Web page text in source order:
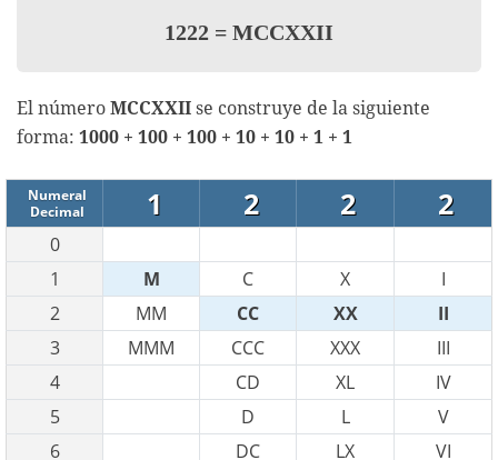
1222 = MCCXXII
El número MCCXXII se construye de la siguiente
forma: 1000 + 100 + 100 + 10 + 10 + 1 + 1
Numeral
Decimal
1 2 2 2
0
1
M C X
I
2
MM CC XX
II
3
MMM CCC XXX
III
4
CD XL
IV
5
D L
V
6
DC LX
VI